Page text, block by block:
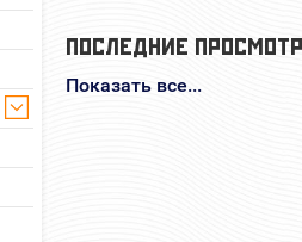
ПОСЛЕДНИЕ
Показать все...